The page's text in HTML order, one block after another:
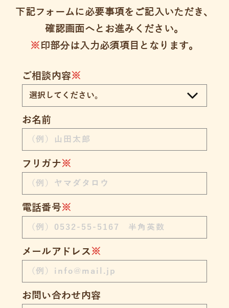
下記フォームに必要事項をご記入いただき、
確認画面へとお進みください。
※印部分は入力必須項目となります。
ご相談内容※
お名前
フリガナ※
電話番号※
メールアドレス※
お問い合わせ内容